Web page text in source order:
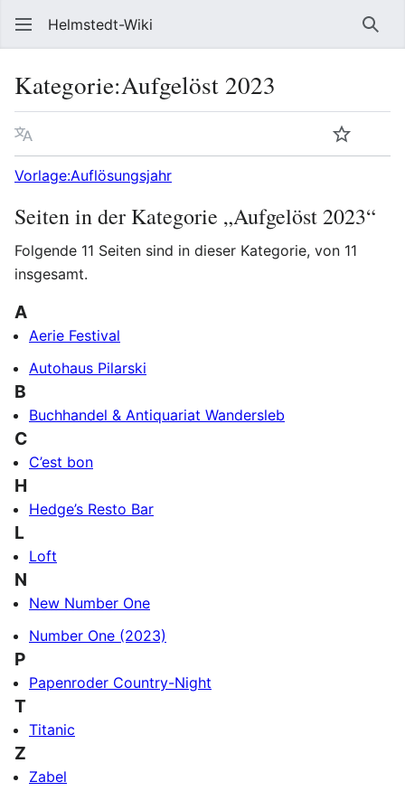
Helmstedt-Wiki
Kategorie:Aufgelöst 2023
Sprache
Vorlage:Auflösungsjahr
Seiten in der Kategorie „Aufgelöst 2023“
Folgende 11 Seiten sind in dieser Kategorie, von 11
insgesamt.
A
Aerie Festival
Autohaus Pilarski
B
Buchhandel & Antiquariat Wandersleb
C
C’est bon
H
Hedge’s Resto Bar
L
Loft
N
New Number One
Number One (2023)
P
Papenroder Country-Night
T
Titanic
Z
Zabel